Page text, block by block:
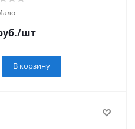
/шт
В корзину